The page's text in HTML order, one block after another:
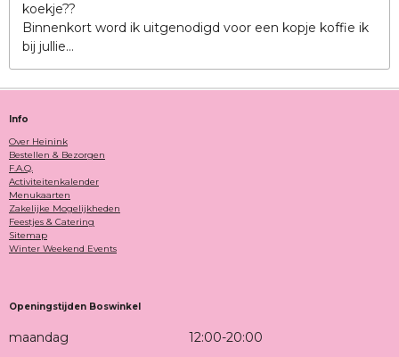
koekje??
Binnenkort word ik uitgenodigd voor een kopje koffie ik
bij jullie…
Info
Over Heinink
Bestellen & Bezorgen
F.A.Q.
Activiteitenkalender
Menukaarten
Zakelijke Mogelijkheden
Feestjes & Catering
Sitemap
Winter Weekend Events
Openingstijden Boswinkel
maandag
12:00-20:00